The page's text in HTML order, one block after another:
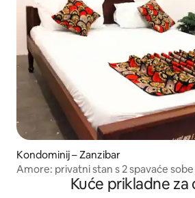
Kondominij – Zanzibar
Amore: privatni stan s 2 spavaće
Kuće prikladne za